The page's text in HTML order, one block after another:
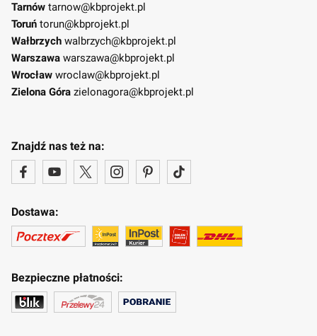
Tarnów tarnow@kbprojekt.pl
Toruń torun@kbprojekt.pl
Wałbrzych walbrzych@kbprojekt.pl
Warszawa warszawa@kbprojekt.pl
Wrocław wroclaw@kbprojekt.pl
Zielona Góra zielonagora@kbprojekt.pl
Znajdź nas też na:
Dostawa:
Bezpieczne płatności: